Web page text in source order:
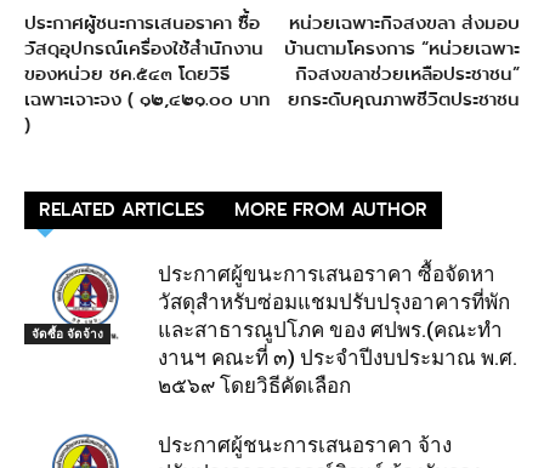
ประกาศผู้ชนะการเสนอราคา ซื้อ
วัสดุอุปกรณ์เครื่องใช้สำนักงาน
ของหน่วย ชค.๕๔๓ โดยวิธี
เฉพาะเจาะจง ( ๑๒,๔๒๑.๐๐ บาท
)
หน่วยเฉพาะกิจสงขลา ส่งมอบ
บ้านตามโครงการ “หน่วยเฉพาะ
กิจสงขลาช่วยเหลือประชาชน”
ยกระดับคุณภาพชีวิตประชาชน
RELATED ARTICLES MORE FROM AUTHOR
จัดซื้อ จัดจ้าง
ประกาศผู้ขนะการเสนอราคา ซื้อจัดหา
วัสดุสำหรับซ่อมแชมปรับปรุงอาคารที่พัก
และสาธารณูปโภค ของ ศปพร.(คณะทำ
งานฯ คณะที่ ๓) ประจำปีงบประมาณ พ.ศ.
๒๕๖๙ โดยวิธีคัดเลือก
ประกาศผู้ชนะการเสนอราคา จ้าง